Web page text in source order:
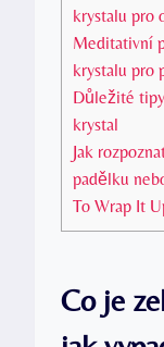
krystalu pro
Meditativní
krystalu pro
Důležité
krystal
Jak
padělku
To Wrap It
Co je